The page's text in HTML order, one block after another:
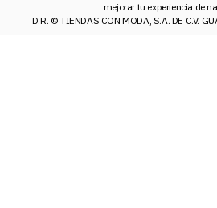
mejorar tu experiencia de
D.R. © TIENDAS CON MODA, S.A. DE C.V.